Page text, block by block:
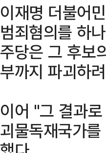
이재명 더불어
범죄혐의를 하
주당은 그 후보
부까지 파괴하
이어 "그 결과
괴물독재국가